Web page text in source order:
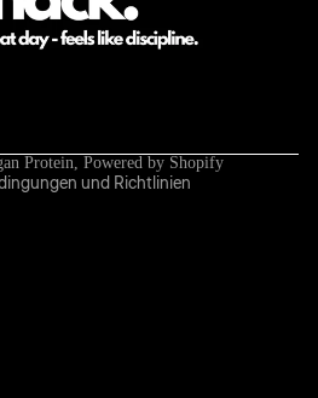
Protein, Powered by Shopify
und Richtlinien